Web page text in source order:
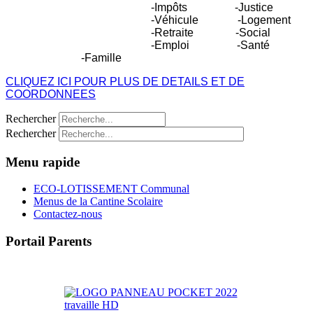
-Impôts -Justice
-Véhicule -Logement
-Retraite -Social
-Emploi -Santé
-Famille
CLIQUEZ ICI POUR PLUS DE DETAILS ET DE
COORDONNEES
Rechercher
Rechercher
Menu rapide
ECO-LOTISSEMENT Communal
Menus de la Cantine Scolaire
Contactez-nous
Portail Parents